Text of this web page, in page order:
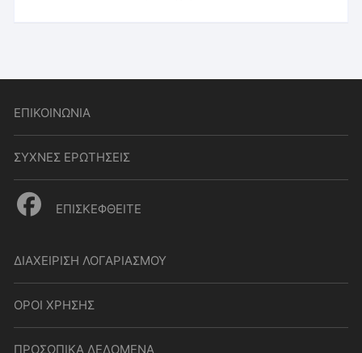
ΕΠΙΚΟΙΝΩΝΙΑ
ΣΥΧΝΕΣ ΕΡΩΤΗΣΕΙΣ
ΕΠΙΣΚΕΦΘΕΙΤΕ
ΔΙΑΧΕΙΡΙΣΗ ΛΟΓΑΡΙΑΣΜΟΥ
ΟΡΟΙ ΧΡΗΣΗΣ
ΠΡΟΣΩΠΙΚΑ ΔΕΔΟΜΕΝΑ